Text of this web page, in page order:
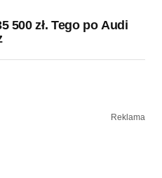
500 zł. Tego po Audi
Reklama